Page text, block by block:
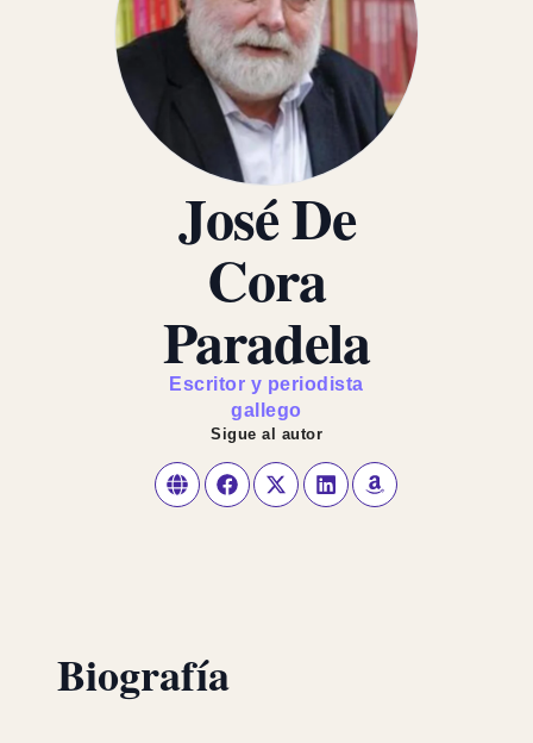
José De
Cora
Paradela
Escritor y periodista
gallego
Sigue al autor
Biografía